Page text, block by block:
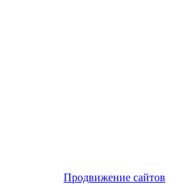
Продвижение сайтов